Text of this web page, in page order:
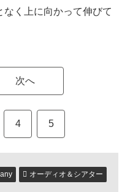
く上に向かって伸びて
次へ
4 5
オーディオ＆シアター